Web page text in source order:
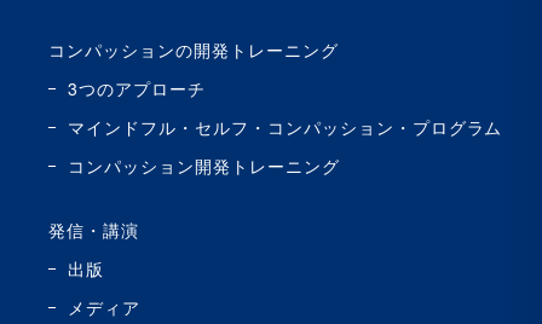
コンパッションの開発トレーニング
3つのアプローチ
マインドフル・セルフ・コンパッション・プログラム
コンパッション開発トレーニング
発信・講演
出版
メディア